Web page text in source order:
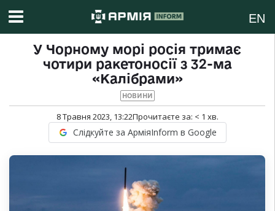
EN
У Чорному морі росія тримає
чотири ракетоносії з 32-ма
«Калібрами»
НОВИНИ
8 Травня 2023, 13:22Прочитаєте за: < 1 хв.
Слідкуйте за АрміяInform в Google